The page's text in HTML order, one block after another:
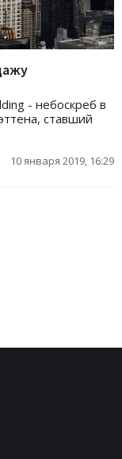
- небоскреб в
ставший
10 января 2019, 16:29